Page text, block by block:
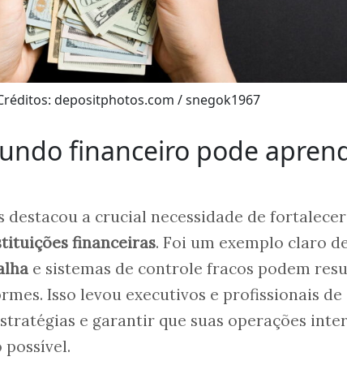
depositphotos.com / snegok1967
financeiro pode
destacou a crucial necessidade de
financeiras. Foi um exemplo claro
e sistemas de controle fracos podem
Isso levou executivos e profissionais de
e garantir que suas operações